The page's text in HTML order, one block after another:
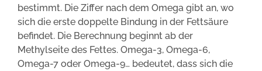
bestimmt. Die Ziffer nach dem Omega gibt an, wo
sich die erste doppelte Bindung in der Fettsäure
befindet. Die Berechnung beginnt ab der
Methylseite des Fettes. Omega-3, Omega-6,
Omega-7 oder Omega-9… bedeutet, dass sich die